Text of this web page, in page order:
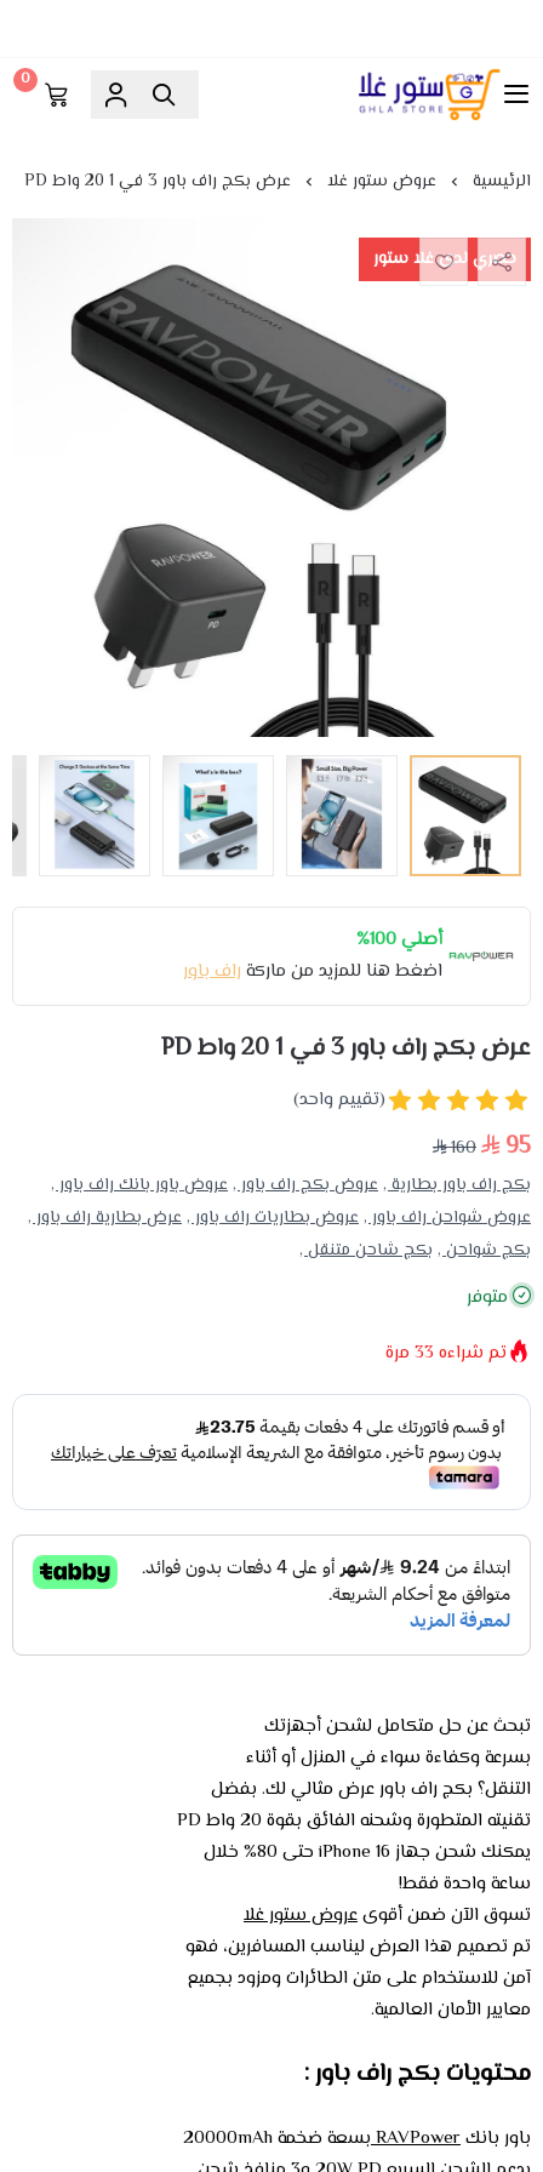
ستور غلا
0
الرئيسية عروض ستور غلا عرض بكج راف باور 3 في 1 20 واط PD
حصري لدى غلا ستور
أصلي 100%
اضغط هنا للمزيد من ماركة راف باور
عرض بكج راف باور 3 في 1 20 واط PD
(تقييم واحد)
95
160
بكج راف باور بطارية ,عروض بكج راف باور ,عروض باور بانك راف باور ,
عروض شواحن راف باور ,عروض بطاريات راف باور ,عرض بطارية راف باور ,
بكج شواحن , بكج شاحن متنقل ,
متوفر
تم شراءه 33 مرة
تبحث عن حل متكامل لشحن أجهزتك
بسرعة وكفاءة سواء في المنزل أو أثناء
التنقل؟ بكج راف باور عرض مثالي لك. بفضل
تقنيته المتطورة وشحنه الفائق بقوة 20 واط PD
يمكنك شحن جهاز iPhone 16 حتى 80% خلال
ساعة واحدة فقط!
تسوق الآن ضمن أقوىعروض ستور غلا
تم تصميم هذا العرض ليناسب المسافرين، فهو
آمن للاستخدام على متن الطائرات ومزود بجميع
معايير الأمان العالمية.
محتويات بكج راف باور :
باور بانكRAVPower بسعة ضخمة 20000mAh